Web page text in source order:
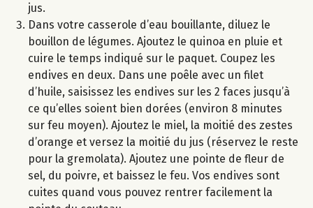
jus.
Dans votre casserole d’eau bouillante, diluez le
bouillon de légumes. Ajoutez le quinoa en pluie et
cuire le temps indiqué sur le paquet. Coupez les
endives en deux. Dans une poêle avec un filet
d’huile, saisissez les endives sur les 2 faces jusqu’à
ce qu’elles soient bien dorées (environ 8 minutes
sur feu moyen). Ajoutez le miel, la moitié des zestes
d’orange et versez la moitié du jus (réservez le reste
pour la gremolata). Ajoutez une pointe de fleur de
sel, du poivre, et baissez le feu. Vos endives sont
cuites quand vous pouvez rentrer facilement la